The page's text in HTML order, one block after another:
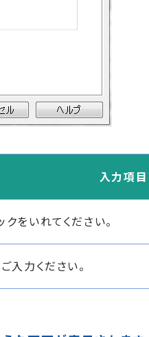
入力項目
クをいれてください。
入力ください。